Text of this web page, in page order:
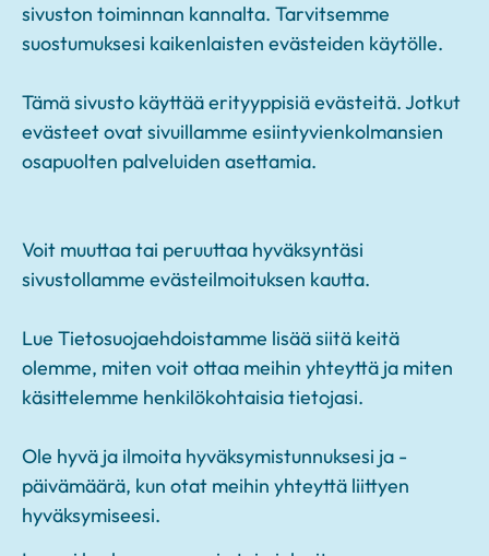
sivuston toiminnan kannalta. Tarvitsemme
suostumuksesi kaikenlaisten evästeiden käytölle.
Tämä sivusto käyttää erityyppisiä evästeitä. Jotkut
evästeet ovat sivuillamme esiintyvienkolmansien
osapuolten palveluiden asettamia.
Voit muuttaa tai peruuttaa hyväksyntäsi
sivustollamme evästeilmoituksen kautta.
Lue Tietosuojaehdoistamme lisää siitä keitä
olemme, miten voit ottaa meihin yhteyttä ja miten
käsittelemme henkilökohtaisia tietojasi.
Ole hyvä ja ilmoita hyväksymistunnuksesi ja -
päivämäärä, kun otat meihin yhteyttä liittyen
hyväksymiseesi.